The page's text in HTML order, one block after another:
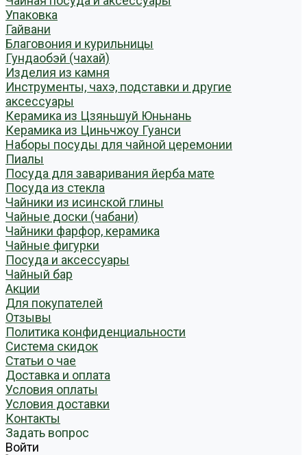
Упаковка
Гайвани
Благовония и курильницы
Гундаобэй (чахай)
Изделия из камня
Инструменты, чахэ, подставки и другие
аксессуары
Керамика из Цзяньшуй Юньнань
Керамика из Циньчжоу Гуанси
Наборы посуды для чайной церемонии
Пиалы
Посуда для заваривания йерба мате
Посуда из стекла
Чайники из исинской глины
Чайные доски (чабани)
Чайники фарфор, керамика
Чайные фигурки
Посуда и аксессуары
Чайный бар
Акции
Для покупателей
Отзывы
Политика конфиденциальности
Система скидок
Статьи о чае
Доставка и оплата
Условия оплаты
Условия доставки
Контакты
Задать вопрос
Войти